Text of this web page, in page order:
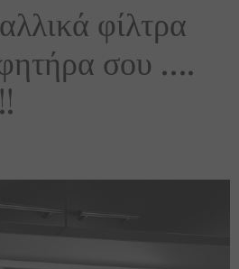
φίλτρα
σου ….